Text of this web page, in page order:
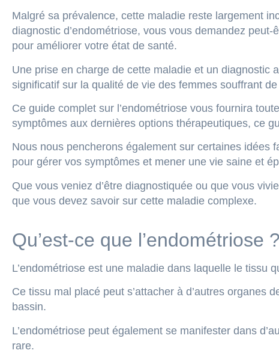
Malgré sa prévalence, cette maladie reste largement
diagnostic d’endométriose, vous vous demandez peut-
pour améliorer votre état de santé.
Une prise en charge de cette maladie et un diagnostic
significatif sur la qualité de vie des femmes souffrant
Ce guide complet sur l’endométriose vous fournira
symptômes aux dernières options thérapeutiques, ce
Nous nous pencherons également sur certaines idées
pour gérer vos symptômes et mener une vie saine et
Que vous veniez d’être diagnostiquée ou que vous
que vous devez savoir sur cette maladie complexe.
Qu’est-ce que l’endométriose ?
L’endométriose est une maladie dans laquelle le tissu
Ce tissu mal placé peut s’attacher à d’autres
bassin.
L’endométriose peut également se manifester dans
rare.